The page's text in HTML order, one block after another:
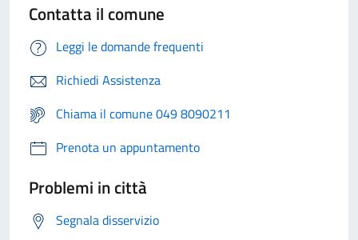
Contatta il comune
Leggi le domande frequenti
Richiedi Assistenza
Chiama il comune 049 8090211
Prenota un appuntamento
Problemi in città
Segnala disservizio